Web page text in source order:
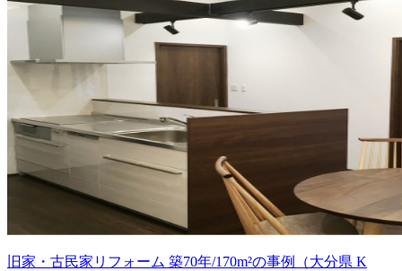
旧家・古民家リフォーム 築70年/170m²の事例（大分県 K